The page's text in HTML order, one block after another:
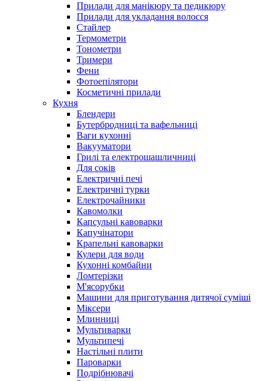
Прилади для манікюру та педикюру
Прилади для укладання волосся
Стайлер
Термометри
Тонометри
Тримери
Фени
Фотоепілятори
Косметичні прилади
Кухня
Блендери
Бутербродниці та вафельниці
Ваги кухонні
Вакууматори
Грилі та електрошашличниці
Для соків
Електричні печі
Електричні турки
Електрочайники
Кавомолки
Капсульні кавоварки
Капучінатори
Крапельні кавоварки
Кулери для води
Кухонні комбайни
Ломтерізки
М'ясорубки
Машини для приготування дитячої суміші
Міксери
Млинниці
Мультиварки
Мультипечі
Настільні плити
Пароварки
Подрібнювачі